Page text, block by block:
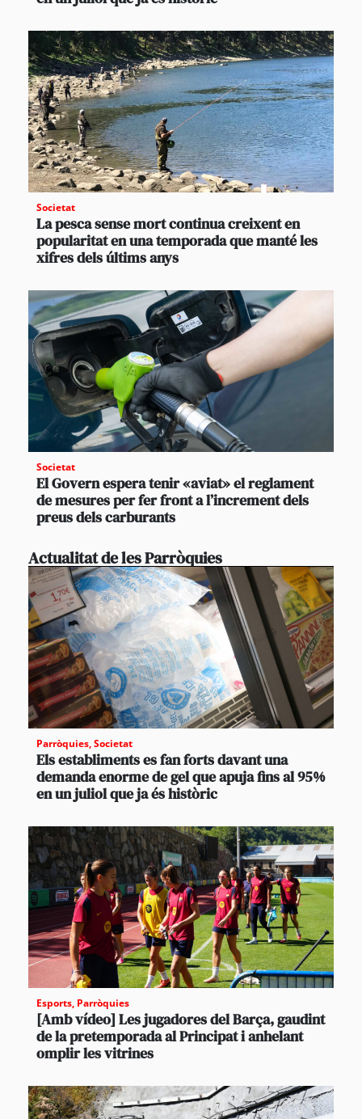
Societat
La pesca sense mort continua creixent en
popularitat en una temporada que manté les
xifres dels últims anys
Societat
El Govern espera tenir «aviat» el reglament
de mesures per fer front a l’increment dels
preus dels carburants
Actualitat de les Parròquies
Parròquies,Societat
Els establiments es fan forts davant una
demanda enorme de gel que apuja fins al 95%
en un juliol que ja és històric
Esports, Parròquies
[Amb vídeo] Les jugadores del Barça, gaudint
de la pretemporada al Principat i anhelant
omplir les vitrines